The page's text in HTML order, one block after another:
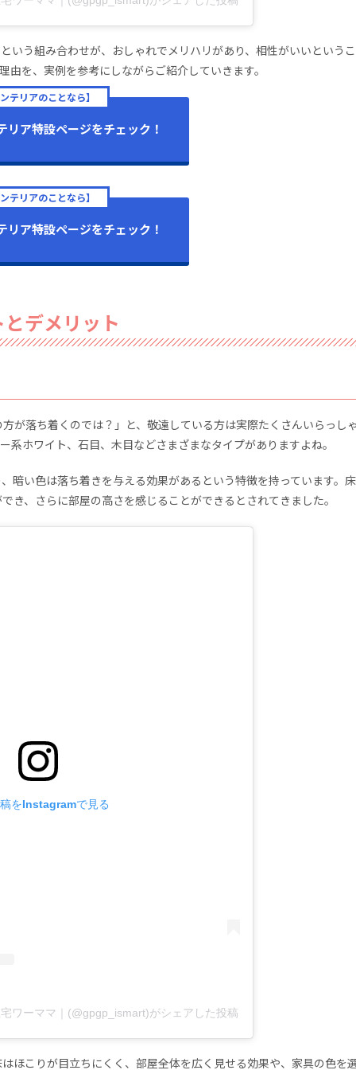
いう組み合わせが、おしゃれでメリハリがあり、相性がいいという
を、実例を参考にしながらご紹介していきます。
テリアのことなら】
リア特設ページをチェック！
テリアのことなら】
リア特設ページをチェック！
デメリット
が落ち着くのでは？」と、敬遠している方は実際たくさんいらっし
ホワイト、石目、木目などさまざまなタイプがありますよね。
暗い色は落ち着きを与える効果があるという特徴を持っています
、さらに部屋の高さを感じることができるとされてきました。
をInstagramで見る
ワーママ｜(@gpgp_ismart)がシェアした投稿
ほこりが目立ちにくく、部屋全体を広く見せる効果や、家具の色を